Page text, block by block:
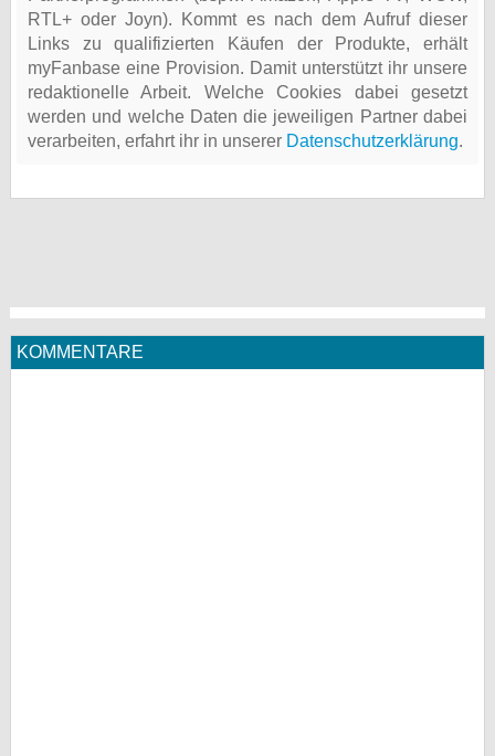
RTL+ oder Joyn). Kommt es nach dem Aufruf dieser
Links zu qualifizierten Käufen der Produkte, erhält
myFanbase eine Provision. Damit unterstützt ihr unsere
redaktionelle Arbeit. Welche Cookies dabei gesetzt
werden und welche Daten die jeweiligen Partner dabei
verarbeiten, erfahrt ihr in unserer Datenschutzerklärung.
KOMMENTARE